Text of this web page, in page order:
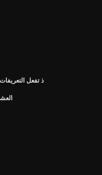
ذ تفعل
العشرة